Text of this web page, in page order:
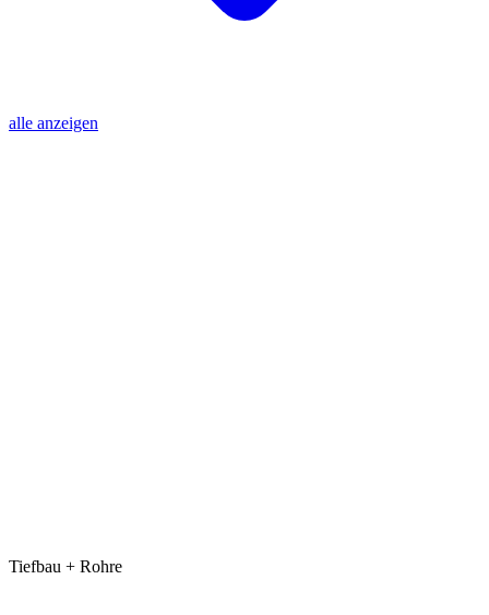
alle anzeigen
Tiefbau + Rohre